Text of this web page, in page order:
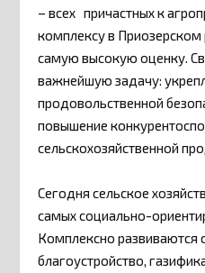
– всех причастных к
комплексу в Приозерском
самую высокую оценку.
важнейшую задачу:
продовольственной
повышение
сельскохозяйственной
Сегодня сельское
самых социально-
Комплексно развиваются
благоустройство,